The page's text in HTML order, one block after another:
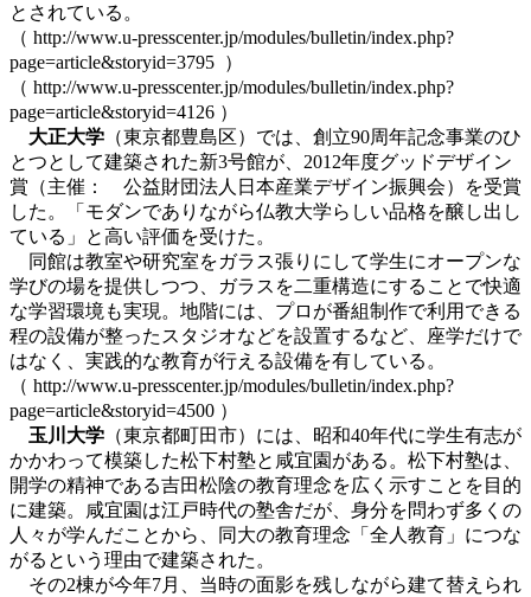
とされている。
（ http://www.u-presscenter.jp/modules/bulletin/index.php?
page=article&storyid=3795 ）
（ http://www.u-presscenter.jp/modules/bulletin/index.php?
page=article&storyid=4126 ）
大正大学 （東京都豊島区）では、創立90周年記念事業のひ
とつとして建築された新3号館が、2012年度グッドデザイン
賞（主催： 公益財団法人日本産業デザイン振興会）を受賞
した。「モダンでありながら仏教大学らしい品格を醸し出し
ている」と高い評価を受けた。
同館は教室や研究室をガラス張りにして学生にオープンな
学びの場を提供しつつ、ガラスを二重構造にすることで快適
な学習環境も実現。地階には、プロが番組制作で利用できる
程の設備が整ったスタジオなどを設置するなど、座学だけで
はなく、実践的な教育が行える設備を有している。
（ http://www.u-presscenter.jp/modules/bulletin/index.php?
page=article&storyid=4500 ）
玉川大学 （東京都町田市）には、昭和40年代に学生有志が
かかわって模築した松下村塾と咸宜園がある。松下村塾は、
開学の精神である吉田松陰の教育理念を広く示すことを目的
に建築。咸宜園は江戸時代の塾舎だが、身分を問わず多くの
人々が学んだことから、同大の教育理念「全人教育」につな
がるという理由で建築された。
その2棟が今年7月、当時の面影を残しながら建て替えられ